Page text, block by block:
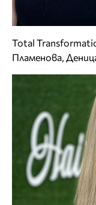
Total
Пламенова,